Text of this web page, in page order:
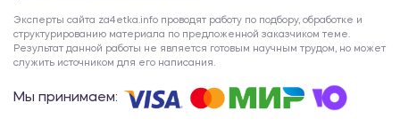
Эксперты сайта za4etka.info проводят работу по подбору, обработке и
структурированию материала по предложенной заказчиком теме.
Результат данной работы не является готовым научным трудом, но может
служить источником для его написания.
Мы принимаем: